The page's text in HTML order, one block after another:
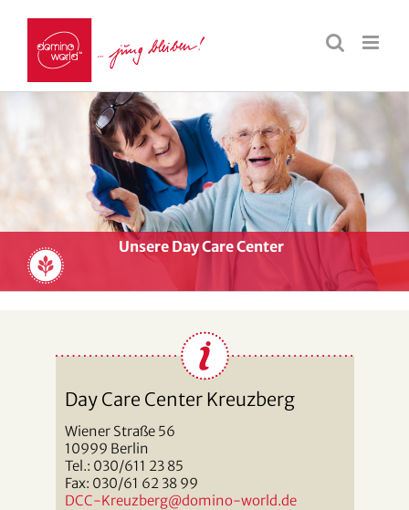
Unsere Day Care Center
Day Care Center Kreuzberg
Wiener Straße 56
10999 Berlin
Tel.: 030/611 23 85
Fax: 030/61 62 38 99
DCC-Kreuzberg@domino-world.de